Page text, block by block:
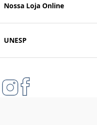
Nossa Loja Online
UNESP